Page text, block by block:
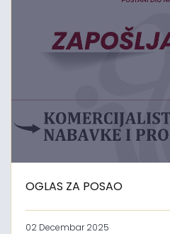
OGLAS ZA POSAO
02 Decembar 2025